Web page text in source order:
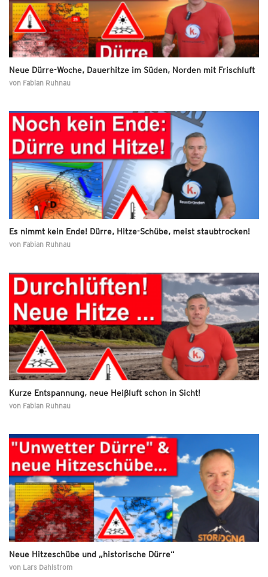
Neue Dürre-Woche, Dauerhitze im Süden, Norden mit Frischluft
von Fabian Ruhnau
Es nimmt kein Ende! Dürre, Hitze-Schübe, meist staubtrocken!
von Fabian Ruhnau
Kurze Entspannung, neue Heißluft schon in Sicht!
von Fabian Ruhnau
Neue Hitzeschübe und „historische Dürre“
von Lars Dahlstrom